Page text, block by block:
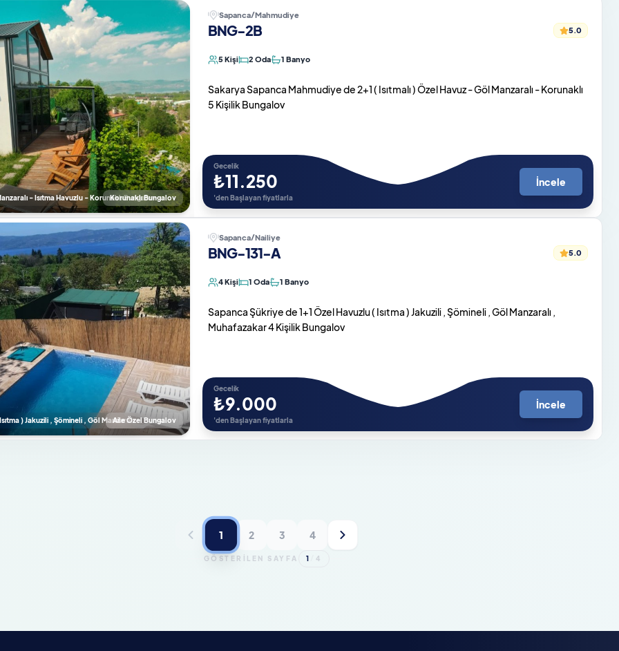
- Isıtma Havuzlu - Korunaklı Bungalov
Korunaklı Bungalov
Sapanca/Mahmudiye
BNG-2B 5.0
5 Kişi 2 Oda 1 Banyo
Sakarya Sapanca Mahmudiye de 2+1 ( Isıtmalı ) Özel Havuz - Göl Manzaralı - Korunaklı
5 Kişilik Bungalov
Gecelik
₺11.250
'den Başlayan fiyatlarla
İncele
) Jakuzili , Şömineli , Göl ManzaralıAile Özel Bungalov
Sapanca/Nailiye
BNG-131-A 5.0
4 Kişi 1 Oda 1 Banyo
Sapanca Şükriye de 1+1 Özel Havuzlu ( Isıtma ) Jakuzili , Şömineli , Göl Manzaralı ,
Muhafazakar 4 Kişilik Bungalov
Gecelik
₺9.000
'den Başlayan fiyatlarla
İncele
1 2 3 4
GÖSTERİLEN SAYFA 1 4